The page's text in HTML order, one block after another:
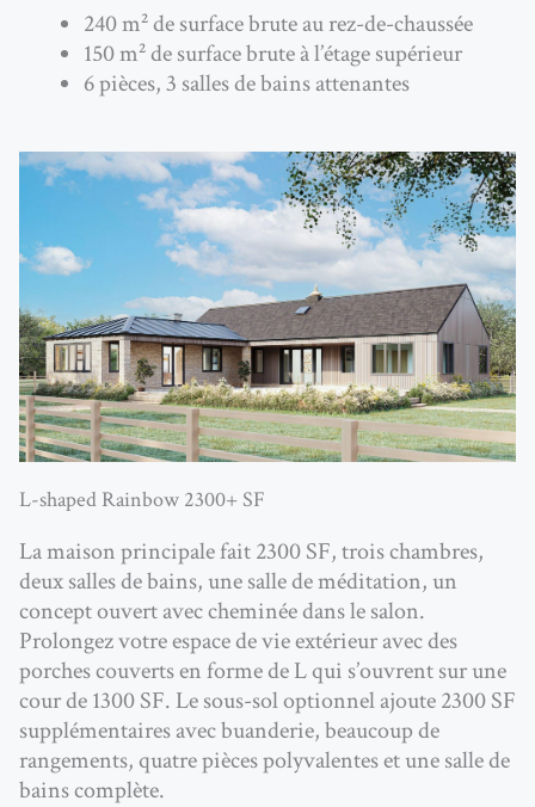
240 m² de surface brute au rez-de-chaussée
150 m² de surface brute à l’étage supérieur
6 pièces, 3 salles de bains attenantes
L-shaped Rainbow 2300+ SF
La maison principale fait 2300 SF, trois chambres,
deux salles de bains, une salle de méditation, un
concept ouvert avec cheminée dans le salon.
Prolongez votre espace de vie extérieur avec des
porches couverts en forme de L qui s’ouvrent sur une
cour de 1300 SF. Le sous-sol optionnel ajoute 2300 SF
supplémentaires avec buanderie, beaucoup de
rangements, quatre pièces polyvalentes et une salle de
bains complète.